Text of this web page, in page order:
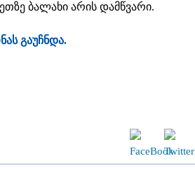
ბალახი არის დამწვარი.
გაუჩნდა.